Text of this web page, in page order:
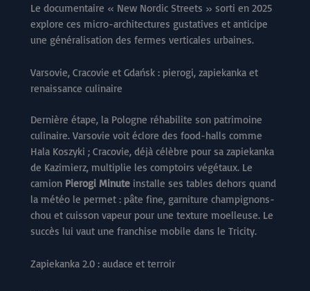
Le documentaire « New Nordic Streets » sorti en 2025
explore ces micro-architectures gustatives et anticipe
une généralisation des fermes verticales urbaines.
Varsovie, Cracovie et Gdańsk : pierogi, zapiekanka et
renaissance culinaire
Dernière étape, la Pologne réhabilite son patrimoine
culinaire. Varsovie voit éclore des food-halls comme
Hala Koszyki ; Cracovie, déjà célèbre pour sa zapiekanka
de Kazimierz, multiplie les comptoirs végétaux. Le
camion Pierogi Minute installe ses tables dehors quand
la météo le permet : pâte fine, garniture champignons-
chou et cuisson vapeur pour une texture moelleuse. Le
succès lui vaut une franchise mobile dans le Tricity.
Zapiekanka 2.0 : audace et terroir